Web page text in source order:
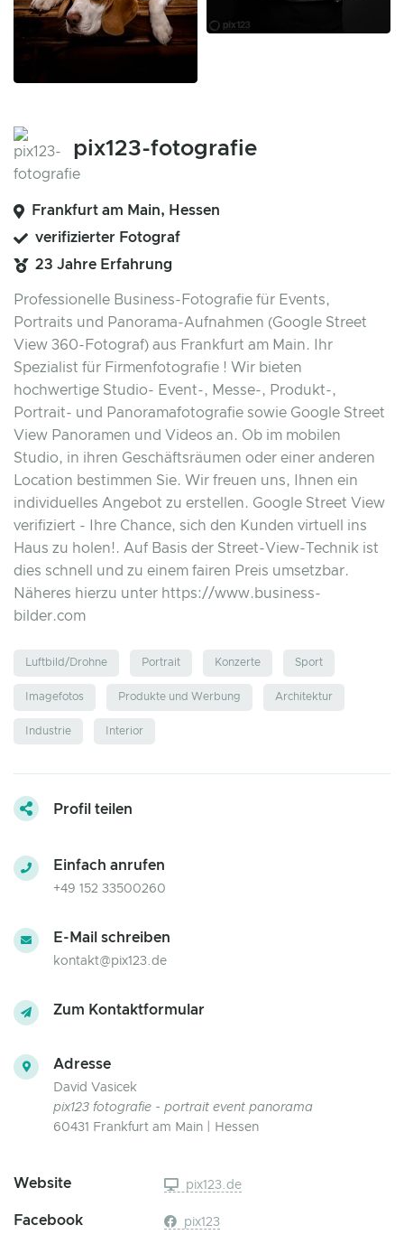
pix123-fotografie
Frankfurt am Main, Hessen
verifizierter Fotograf
23 Jahre Erfahrung
Professionelle Business-Fotografie für Events,
Portraits und Panorama-Aufnahmen (Google Street
View 360-Fotograf) aus Frankfurt am Main. Ihr
Spezialist für Firmenfotografie ! Wir bieten
hochwertige Studio- Event-, Messe-, Produkt-,
Portrait- und Panoramafotografie sowie Google Street
View Panoramen und Videos an. Ob im mobilen
Studio, in ihren Geschäftsräumen oder einer anderen
Location bestimmen Sie. Wir freuen uns, Ihnen ein
individuelles Angebot zu erstellen. Google Street View
verifiziert - Ihre Chance, sich den Kunden virtuell ins
Haus zu holen!. Auf Basis der Street-View-Technik ist
dies schnell und zu einem fairen Preis umsetzbar.
Näheres hierzu unter https://www.business-
bilder.com
Luftbild/Drohne Portrait Konzerte Sport
Imagefotos Produkte und Werbung Architektur
Industrie Interior
Profil teilen
Einfach anrufen
+49 152 33500260
E-Mail schreiben
kontakt@pix123.de
Zum Kontaktformular
Adresse
David Vasicek
pix123 fotografie - portrait event panorama
60431 Frankfurt am Main | Hessen
Website pix123.de
Facebook pix123